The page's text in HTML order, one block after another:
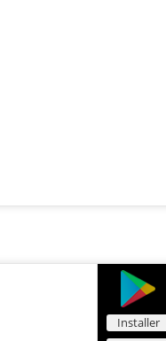
Installer